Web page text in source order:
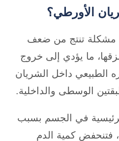
الأورطي؟
مشكلة تنتج من ضعف
ما يؤدي إلى خروج
الطبيعي داخل الشريان
الوسطى والداخلية.
الرئيسية في الجسم بسبب
فتنحفض كمية الدم